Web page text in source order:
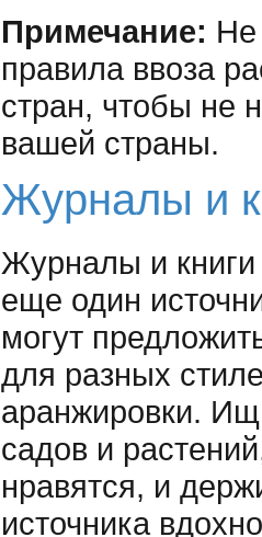
Примечание: Не
правила ввоза
стран, чтобы не
вашей страны.
Журналы и
Журналы и книги
еще один
могут
для разных
аранжировки.
садов и
нравятся, и
источника